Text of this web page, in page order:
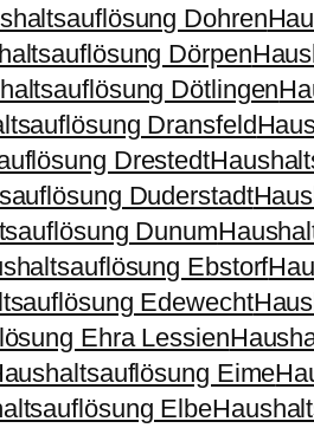
Dohren
Dörpen
Dötlingen
Dransfeld
Drestedt
Duderstadt
Dunum
Ebstorf
Edewecht
Ehra Lessien
Eime
Elbe